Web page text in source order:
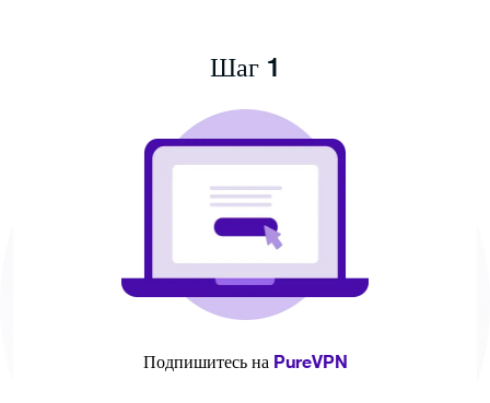
Шаг 1
Подпишитесь на PureVPN